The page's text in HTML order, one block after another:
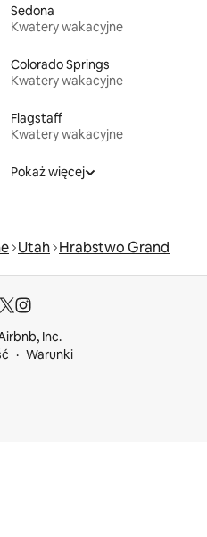
Sedona
Kwatery wakacyjne
Colorado Springs
Kwatery wakacyjne
Flagstaff
Kwatery wakacyjne
Pokaż więcej
Utah Hrabstwo Grand
Inc.
Warunki